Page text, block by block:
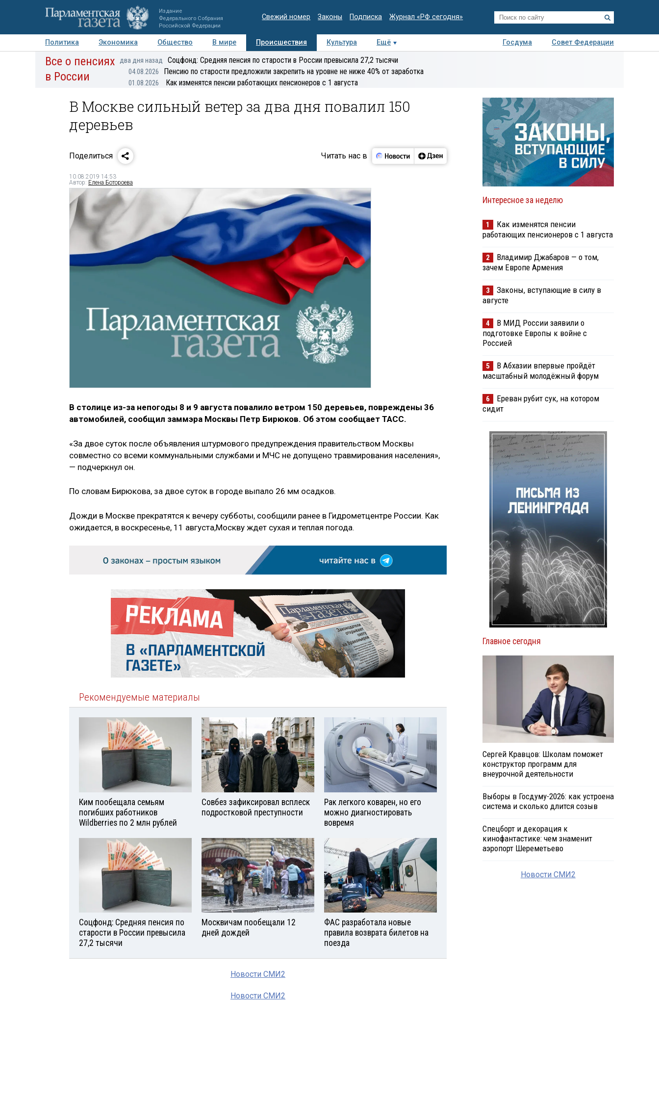
Издание
Федерального Собрания
Российской Федерации
Свежий номер Законы Подписка Журнал «РФ сегодня»
Политика Экономика Общество В мире Происшествия Культура Ещё Госдума
Совет Федерации
Авторы Персоны Мнения Регионы Медиацентр Интервью Колумнисты
Все о пенсиях
в России
два дня назад Соцфонд: Средняя пенсия по старости в России превысила 27,2 тысячи
04.08.2026 Пенсию по старости предложили закрепить на уровне не ниже 40% от заработка
01.08.2026 Как изменятся пенсии работающих пенсионеров с 1 августа
В Москве сильный ветер за два дня повалил 150
деревьев
Поделиться Читать нас в
10.08.2019 14:53
Автор: Елена Ботороева
В столице из-за непогоды 8 и 9 августа повалило ветром 150 деревьев, повреждены 36
автомобилей, сообщил заммэра Москвы Петр Бирюков. Об этом сообщает ТАСС.
«За двое суток после объявления штурмового предупреждения правительством Москвы
совместно со всеми коммунальными службами и МЧС не допущено травмирования населения»,
— подчеркнул он.
По словам Бирюкова, за двое суток в городе выпало 26 мм осадков.
Дожди в Москве прекратятся к вечеру субботы, сообщили ранее в Гидрометцентре России. Как
ожидается, в воскресенье, 11 августа,Москву ждет сухая и теплая погода.
Рекомендуемые материалы
Ким пообещала семьям
погибших работников
Wildberries по 2 млн рублей
Совбез зафиксировал всплеск
подростковой преступности
Рак легкого коварен, но его
можно диагностировать
вовремя
Соцфонд: Средняя пенсия по
старости в России превысила
27,2 тысячи
Москвичам пообещали 12
дней дождей
ФАС разработала новые
правила возврата билетов на
поезда
Новости СМИ2
Новости СМИ2
Интересное за неделю
1
Как изменятся пенсии
работающих пенсионеров с 1 августа
2
Владимир Джабаров — о том,
зачем Европе Армения
3
Законы, вступающие в силу в
августе
4
В МИД России заявили о
подготовке Европы к войне с
Россией
5
В Абхазии впервые пройдёт
масштабный молодёжный форум
6
Ереван рубит сук, на котором
сидит
Главное сегодня
Сергей Кравцов: Школам поможет
конструктор программ для
внеурочной деятельности
Выборы в Госдуму-2026: как устроена
система и сколько длится созыв
Спецборт и декорация к
кинофантастике: чем знаменит
аэропорт Шереметьево
Новости СМИ2